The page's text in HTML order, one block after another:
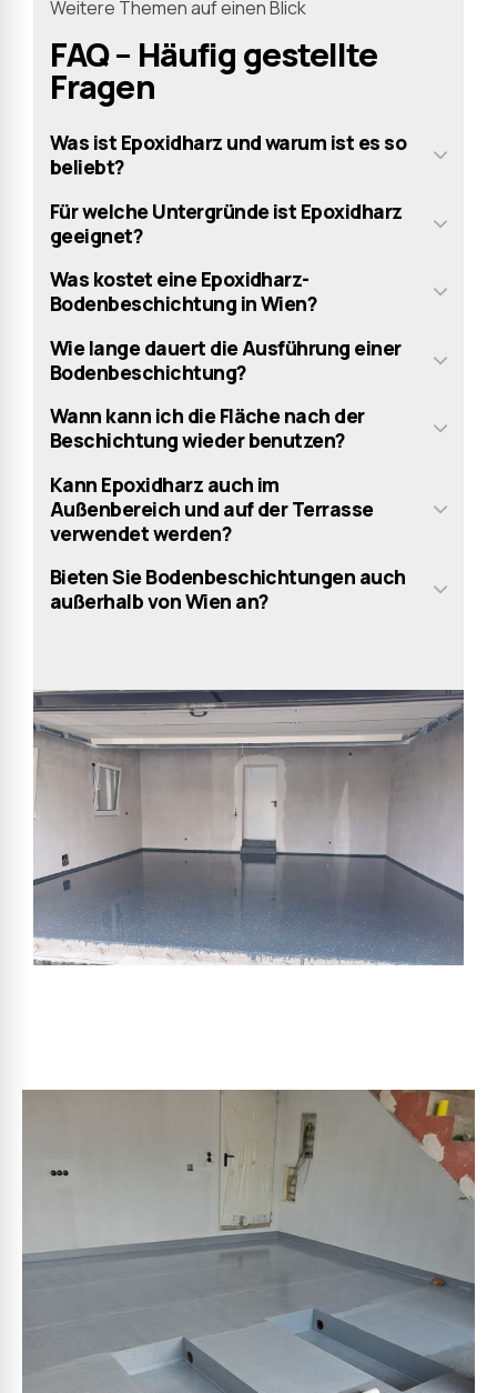
0
7
8
9
0
Weitere Themen auf einen Blick
FAQ – Häufig gestellte
Fragen
Was ist Epoxidharz und warum ist es so
beliebt?
Für welche Untergründe ist Epoxidharz
geeignet?
Was kostet eine Epoxidharz-
Bodenbeschichtung in Wien?
Wie lange dauert die Ausführung einer
Bodenbeschichtung?
Wann kann ich die Fläche nach der
Beschichtung wieder benutzen?
Kann Epoxidharz auch im
Außenbereich und auf der Terrasse
verwendet werden?
Bieten Sie Bodenbeschichtungen auch
außerhalb von Wien an?